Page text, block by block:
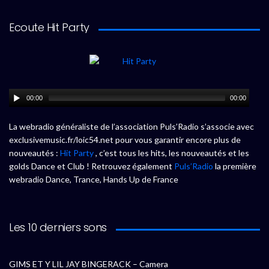
Ecoute Hit Party
00:00 00:00
La webradio généraliste de l’association Puls’Radio s’associe avec
exclusivemusic.fr/loic54.net pour vous garantir encore plus de
nouveautés : Hit Party, c’est tous les hits, les nouveautés et les
golds Dance et Club ! Retrouvez également Puls’Radio la première
webradio Dance, Trance, Hands Up de France
Les 10 derniers sons
GIMS ET Y LIL JAY BINGERACK – Camera